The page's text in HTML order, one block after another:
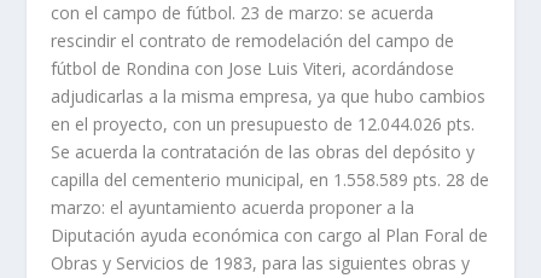
con el campo de fútbol. 23 de marzo: se acuerda
rescindir el contrato de remodelación del campo de
fútbol de Rondina con Jose Luis Viteri, acordándose
adjudicarlas a la misma empresa, ya que hubo cambios
en el proyecto, con un presupuesto de 12.044.026 pts.
Se acuerda la contratación de las obras del depósito y
capilla del cementerio municipal, en 1.558.589 pts. 28 de
marzo: el ayuntamiento acuerda proponer a la
Diputación ayuda económica con cargo al Plan Foral de
Obras y Servicios de 1983, para las siguientes obras y